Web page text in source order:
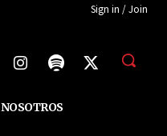
Sign in / Join
NOSOTROS